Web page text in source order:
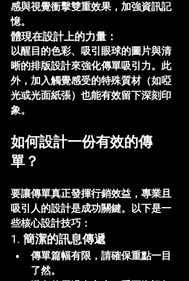
感與視覺衝擊雙重效果，加強資訊記
憶。
體現在設計上的力量：
以醒目的色彩、吸引眼球的圖片與清
晰的排版設計來強化傳單吸引力。此
外，加入觸覺感受的特殊質材（如啞
光或光面紙張）也能有效留下深刻印
象。
如何設計一份有效的傳
單？
要讓傳單真正發揮行銷效益，專業且
吸引人的設計是成功關鍵。以下是一
些核心設計技巧：
1. 簡潔的訊息傳遞
傳單篇幅有限，請確保重點一目
了然。